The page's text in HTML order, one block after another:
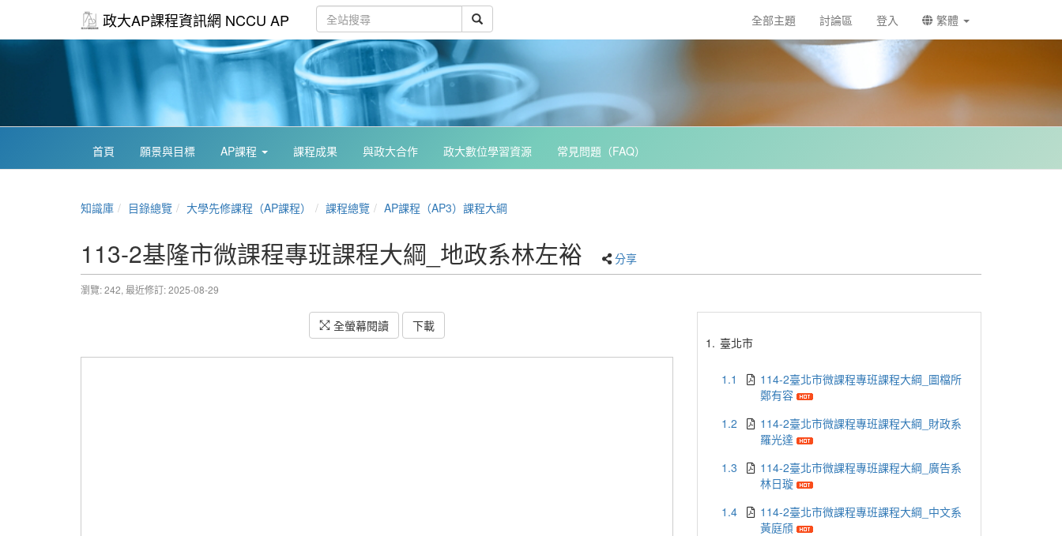
政大AP課程資訊網 NCCU AP 全部主題 討論區 登入 繁體
首頁 願景與目標 AP課程 課程成果 與政大合作 政大數位學習資源 常見問題（FAQ）
知識庫 目錄總覽 大學先修課程（AP課程） 課程總覽 AP課程（AP3）課程大綱
113-2基隆市微課程專班課程大綱_地政系林左裕 分享
瀏覽: 242, 最近修訂: 2025-08-29
全螢幕閱讀 下載
1. 臺北市
1.1
114-2臺北市微課程專班課程大綱_圖檔所
鄭有容
1.2
114-2臺北市微課程專班課程大綱_財政系
羅光達
1.3
114-2臺北市微課程專班課程大綱_廣告系
林日璇
1.4
114-2臺北市微課程專班課程大綱_中文系
黃庭頎